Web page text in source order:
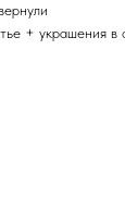
+ украшения в